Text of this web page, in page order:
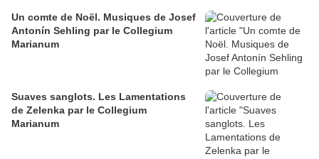
Un comte de Noël. Musiques de Josef
Antonín Sehling par le Collegium
Marianum
Suaves sanglots. Les Lamentations
de Zelenka par le Collegium
Marianum